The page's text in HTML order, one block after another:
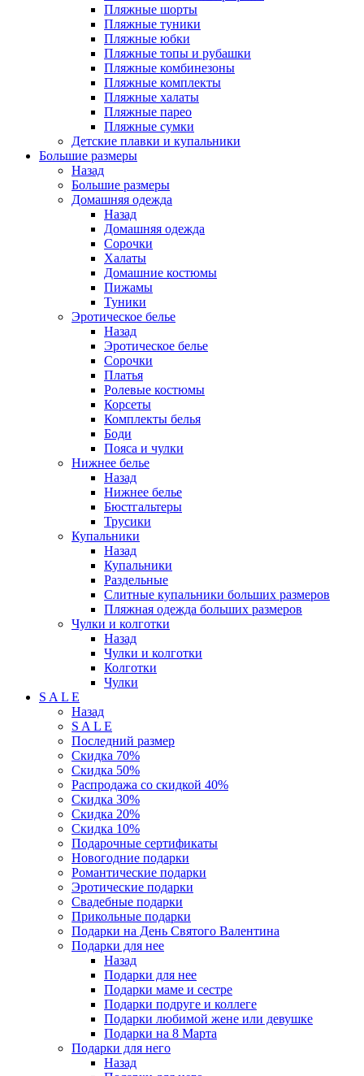
Пляжные шорты
Пляжные туники
Пляжные юбки
Пляжные топы и рубашки
Пляжные комбинезоны
Пляжные комплекты
Пляжные халаты
Пляжные парео
Пляжные сумки
Детские плавки и купальники
Большие размеры
Назад
Большие размеры
Домашняя одежда
Назад
Домашняя одежда
Сорочки
Халаты
Домашние костюмы
Пижамы
Туники
Эротическое белье
Назад
Эротическое белье
Сорочки
Платья
Ролевые костюмы
Корсеты
Комплекты белья
Боди
Пояса и чулки
Нижнее белье
Назад
Нижнее белье
Бюстгальтеры
Трусики
Купальники
Назад
Купальники
Раздельные
Слитные купальники больших размеров
Пляжная одежда больших размеров
Чулки и колготки
Назад
Чулки и колготки
Колготки
Чулки
S A L E
Назад
S A L E
Последний размер
Скидка 70%
Скидка 50%
Распродажа со скидкой 40%
Скидка 30%
Скидка 20%
Скидка 10%
Подарочные сертификаты
Новогодние подарки
Романтические подарки
Эротические подарки
Свадебные подарки
Прикольные подарки
Подарки на День Святого Валентина
Подарки для нее
Назад
Подарки для нее
Подарки маме и сестре
Подарки подруге и коллеге
Подарки любимой жене или девушке
Подарки на 8 Марта
Подарки для него
Назад